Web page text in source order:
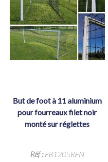
but de foot à 11 aluminium
pour fourreaux filet noir
monté sur réglettes
Réf :FB1205RFN